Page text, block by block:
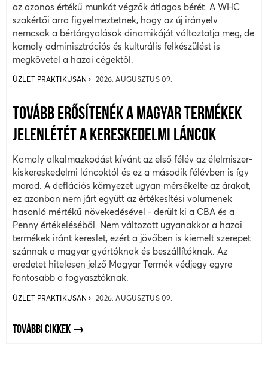
az azonos értékű munkát végzők átlagos bérét. A WHC
szakértői arra figyelmeztetnek, hogy az új irányelv
nemcsak a bértárgyalások dinamikáját változtatja meg, de
komoly adminisztrációs és kulturális felkészülést is
megkövetel a hazai cégektől.
ÜZLET PRAKTIKUSAN 2026. AUGUSZTUS 09.
TOVÁBB ERŐSÍTENÉK A MAGYAR TERMÉKEK
JELENLÉTÉT A KERESKEDELMI LÁNCOK
Komoly alkalmazkodást kívánt az első félév az élelmiszer-
kiskereskedelmi láncoktól és ez a második félévben is így
marad. A deflációs környezet ugyan mérsékelte az árakat,
ez azonban nem járt együtt az értékesítési volumenek
hasonló mértékű növekedésével - derült ki a CBA és a
Penny értékeléséből. Nem változott ugyanakkor a hazai
termékek iránt kereslet, ezért a jövőben is kiemelt szerepet
szánnak a magyar gyártóknak és beszállítóknak. Az
eredetet hitelesen jelző Magyar Termék védjegy egyre
fontosabb a fogyasztóknak.
ÜZLET PRAKTIKUSAN 2026. AUGUSZTUS 09.
TOVÁBBI CIKKEK